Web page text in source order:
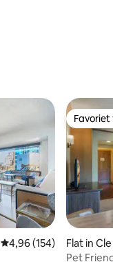
Gemiddelde
4,96 (154)
Flat in
Pet